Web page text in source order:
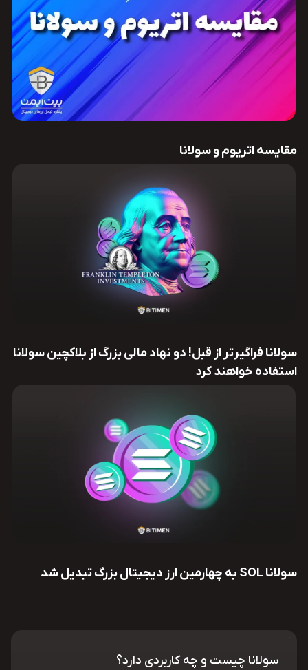
مقایسه اتریوم و سولانا
سولانا فراگیرتر از قبل! دو نهاد مالی بزرگ از بلاکچین سولانا
استفاده خواهند کرد
سولانا SOL‌ به چهارمین ارز دیجیتال بزرگ تبدیل شد
سولانا چیست و چه کاربردی دارد؟